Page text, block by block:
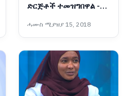
ድርጅቶች ተመዝግበዋል -
ሓሙስ ሚያዝያ 15, 2018